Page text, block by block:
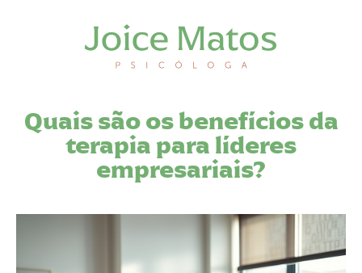
Quais são os benefícios da
terapia para líderes
empresariais?